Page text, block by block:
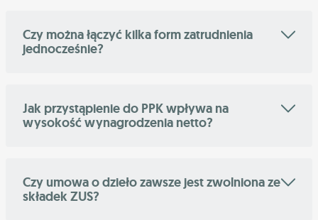
Czy można łączyć kilka form zatrudnienia
jednocześnie?
Jak przystąpienie do PPK wpływa na
wysokość wynagrodzenia netto?
Czy umowa o dzieło zawsze jest zwolniona ze
składek ZUS?